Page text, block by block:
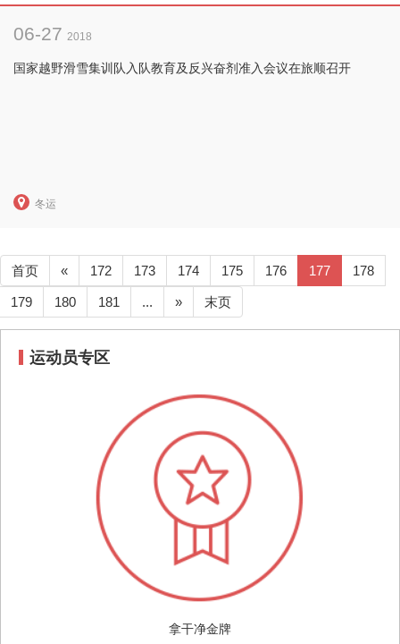
06-27 2018
国家越野滑雪集训队入队教育及反兴奋剂准入会议在旅顺召开
冬运
首页 « 172 173 174 175 176 177 178
179 180 181 ... » 末页
运动员专区
拿干净金牌